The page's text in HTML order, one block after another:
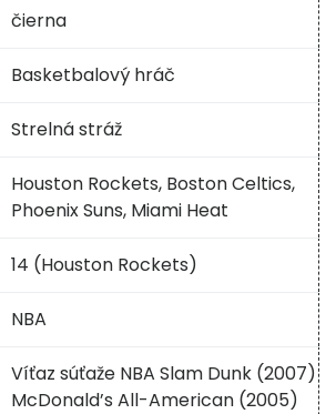
čierna
Basketbalový hráč
Strelná stráž
Houston Rockets, Boston Celtics,
Phoenix Suns, Miami Heat
14 (Houston Rockets)
NBA
Víťaz súťaže NBA Slam Dunk (2007)
McDonald’s All-American (2005)